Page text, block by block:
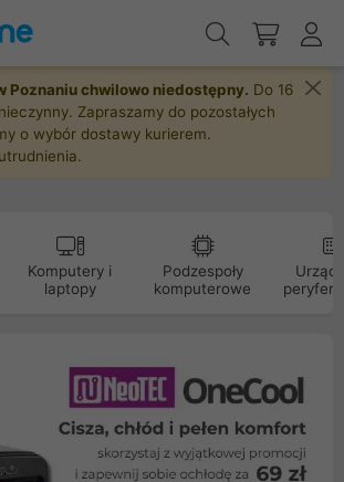
Poznaniu chwilowo niedostępny. Do 16
Zapraszamy do pozostałych
o wybór dostawy kurierem.
Komputery i
laptopy
Podzespoły
komputerowe